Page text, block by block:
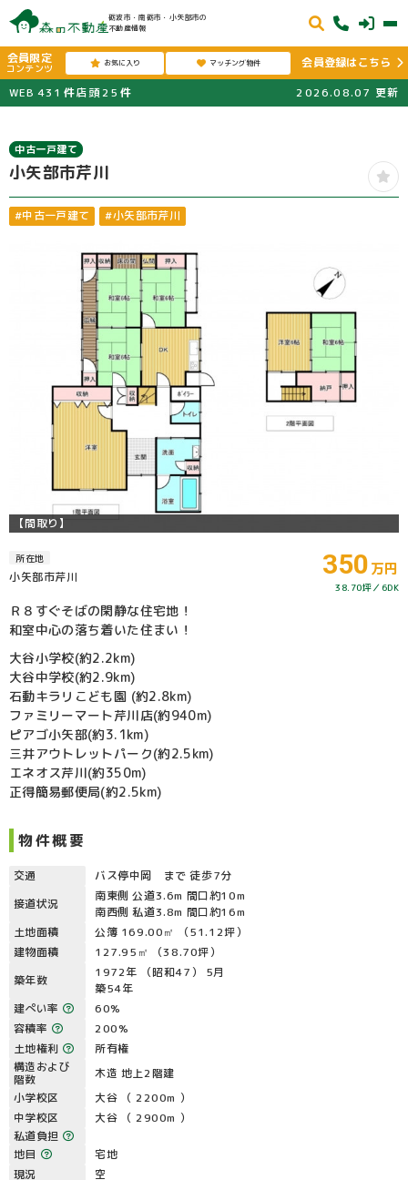
砺波市・南砺市・小矢部市の
不動産情報
会員限定
コンテンツ お気に入り マッチング物件
会員登録はこちら
WEB 431 件店頭25 件 2026.08.07 更新
中古一戸建て
小矢部市芹川
#中古一戸建て #小矢部市芹川
【間取り】
所在地
小矢部市芹川 350万円
38.70坪 6DK
Ｒ８すぐそばの閑静な住宅地！
和室中心の落ち着いた住まい！
大谷小学校(約2.2km)
大谷中学校(約2.9km)
石動キラリこども園 (約2.8km)
ファミリーマート芹川店(約940m)
ピアゴ小矢部(約3.1km)
三井アウトレットパーク(約2.5km)
エネオス芹川(約350m)
正得簡易郵便局(約2.5km)
物件概要
交通
バス停中岡 まで 徒歩7分
接道状況
南東側 公道3.6m 間口約10m
南西側 私道3.8m 間口約16m
土地面積
公簿 169.00㎡ （51.12坪）
建物面積
127.95㎡ （38.70坪）
築年数
1972年 （昭和47） 5月
築54年
建ぺい率
60%
容積率
200%
土地権利
所有権
構造および
階数
木造 地上2階建
小学校区
大谷 （ 2200m ）
中学校区
大谷 （ 2900m ）
私道負担
地目
宅地
現況
空